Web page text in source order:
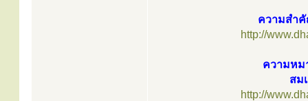
ความสำ
http://
ความหม
สม
http://